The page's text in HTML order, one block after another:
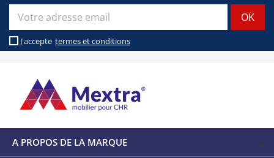
J'accepte termes et conditions
A PROPOS DE LA MARQUE